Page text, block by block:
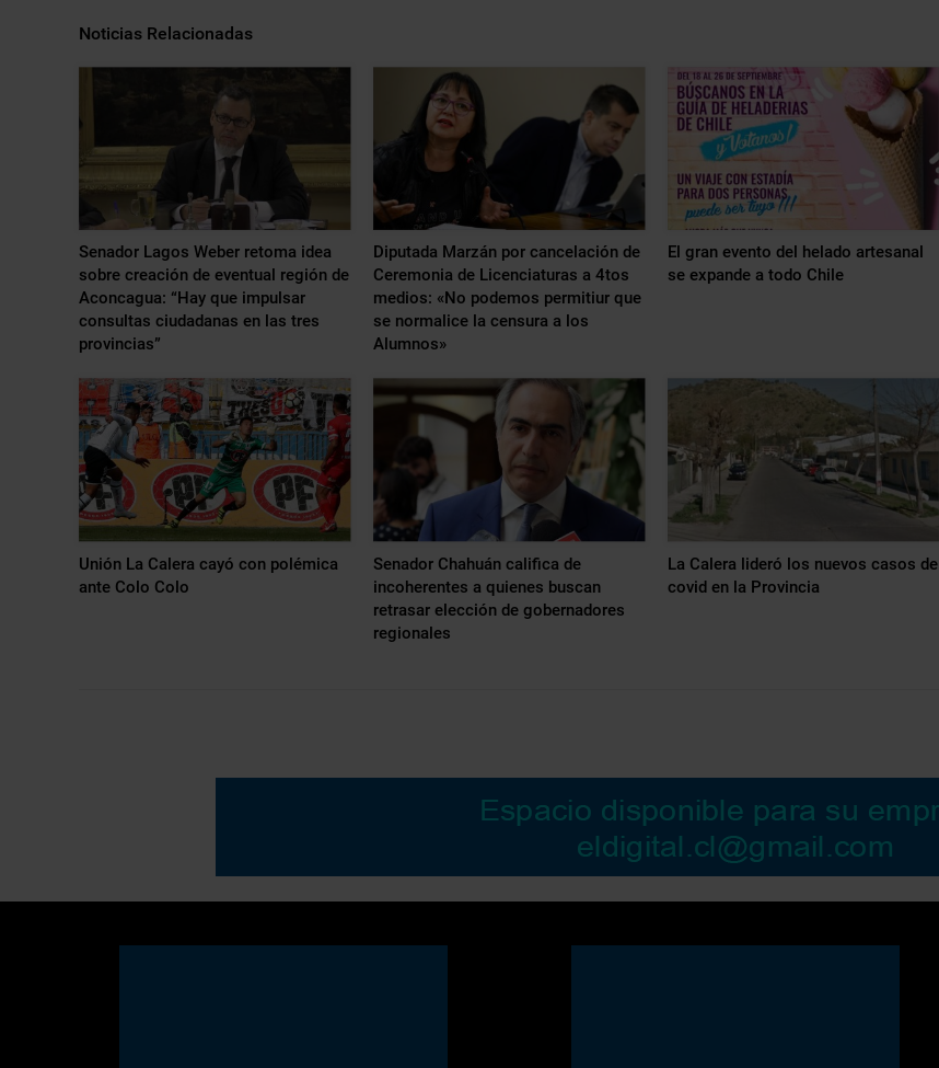
Noticias Relacionadas
Senador Lagos Weber retoma idea
sobre creación de eventual región de
Aconcagua: “Hay que impulsar
consultas ciudadanas en las tres
provincias”
Diputada Marzán por cancelación de
Ceremonia de Licenciaturas a 4tos
medios: «No podemos permitiur que
se normalice la censura a los
Alumnos»
El gran evento del helado artesanal
se expande a todo Chile
Unión La Calera cayó con polémica
ante Colo Colo
Senador Chahuán califica de
incoherentes a quienes buscan
retrasar elección de gobernadores
regionales
La Calera lideró los nuevos casos de
covid en la Provincia